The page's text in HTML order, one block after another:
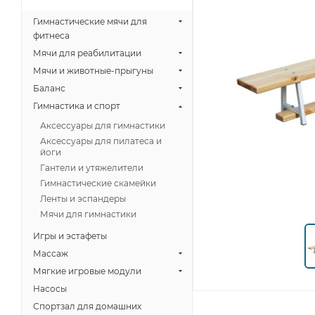
Гимнастические мячи для
фитнеса
Мячи для реабилитации
Мячи и животные-прыгуны
Баланс
Гимнастика и спорт
Аксессуары для гимнастики
Аксессуары для пилатеса и
йоги
Гантели и утяжелители
Гимнастические скамейки
Ленты и эспандеры
Мячи для гимнастики
Игры и эстафеты
Массаж
Мягкие игровые модули
Насосы
Спортзал для домашних